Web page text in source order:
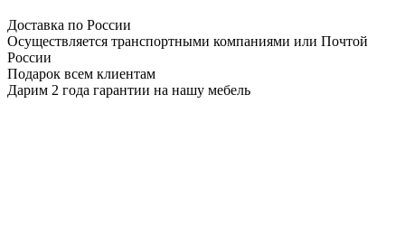
Доставка по России
Осуществляется транспортными компаниями или Почтой
России
Подарок всем клиентам
Дарим 2 года гарантии на нашу мебель